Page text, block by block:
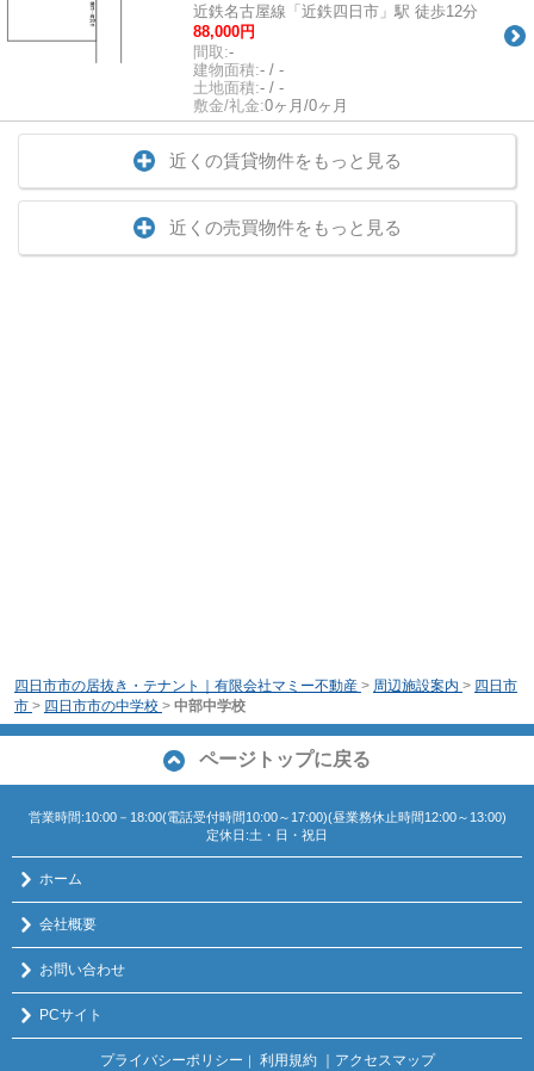
近鉄名古屋線「近鉄四日市」駅 徒歩12分
88,000円
間取:-
建物面積:- / -
土地面積:- / -
敷金/礼金:0ヶ月/0ヶ月
近くの賃貸物件をもっと見る
近くの売買物件をもっと見る
四日市市の居抜き・テナント｜有限会社マミー不動産 > 周辺施設案内 > 四日市
市 > 四日市市の中学校 > 中部中学校
ページトップに戻る
営業時間:10:00－18:00(電話受付時間10:00～17:00)(昼業務休止時間12:00～13:00)
定休日:土・日・祝日
ホーム
会社概要
お問い合わせ
PCサイト
プライバシーポリシー ｜ 利用規約 ｜アクセスマップ